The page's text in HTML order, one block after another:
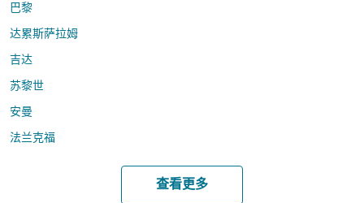
巴黎
达累斯萨拉姆
吉达
苏黎世
安曼
法兰克福
查看更多